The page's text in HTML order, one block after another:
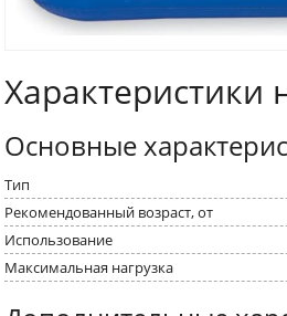
Характеристики
Основные
Тип
Рекомендованный возраст, от
Использование
Максимальная нагрузка